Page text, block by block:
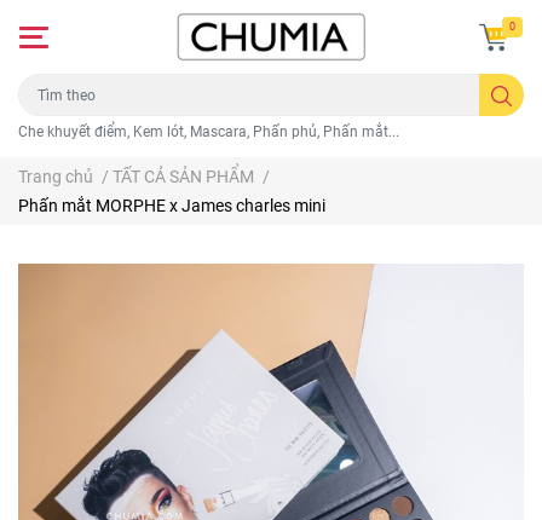
Che khuyết điểm, Kem lót, Mascara, Phấn phủ, Phấn mắt...
0
Trang chủ / TẤT CẢ SẢN PHẨM /
Phấn mắt MORPHE x James charles mini